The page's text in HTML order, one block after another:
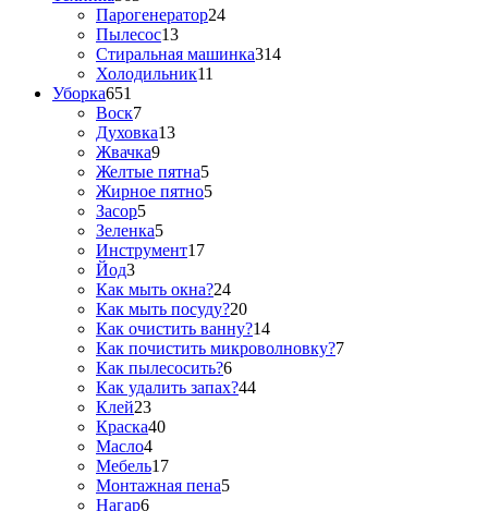
Парогенератор24
Пылесос13
Стиральная машинка314
Холодильник11
Уборка651
Воск7
Духовка13
Жвачка9
Желтые пятна5
Жирное пятно5
Засор5
Зеленка5
Инструмент17
Йод3
Как мыть окна?24
Как мыть посуду?20
Как очистить ванну?14
Как почистить микроволновку?7
Как пылесосить?6
Как удалить запах?44
Клей23
Краска40
Масло4
Мебель17
Монтажная пена5
Нагар6